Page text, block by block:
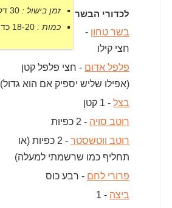
זמן בישול : 30 דקות
כמות : 18-20 כדורי בשר
לכדורי הבשר
בשר טחון -
חצי קילו
פלפל אדום - חצי פלפל קטן
(אפילו שליש יספיק אם הוא גדול)
בצל - 1 קטן
רוטב סויה - 2 כפיות
רוטב ווטשסטר
- 2 כפיות (או
תחליף כמו שרשמתי למעלה)
פרורי לחם - רבע כוס
ביצה - 1